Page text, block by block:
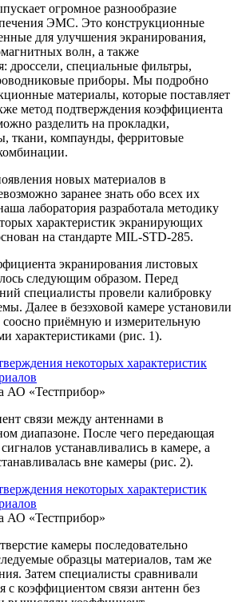
огромное разнообразие
ЭМС. Это конструкционные
для улучшения экранирования,
волн, а также
дроссели, специальные фильтры,
приборы. Мы подробно
материалы, которые поставляет
метод подтверждения коэффициента
разделить на прокладки,
ткани, компаунды, ферритовые
новых материалов в
заранее знать обо всех их
лаборатория разработала методику
характеристик экранирующих
на стандарте MIL-STD-285.
экранирования листовых
следующим образом. Перед
специалисты провели калибровку
Далее в безэховой камере установили
соосно приёмную и измерительную
характеристиками (рис. 1).
АО «Тестприбор»
связи между антеннами в
диапазоне. После чего передающая
устанавливались в камере, а
вне камеры (рис. 2).
АО «Тестприбор»
камеры последовательно
образцы материалов, там же
Затем специалисты сравнивали
с коэффициентом связи антенн без